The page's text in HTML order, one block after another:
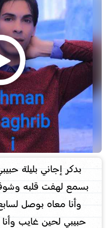
بدكر إجاني بليلة
بسمع لهفت قلبه
وأنا معاه بوصل
حبيبي لحين غايب